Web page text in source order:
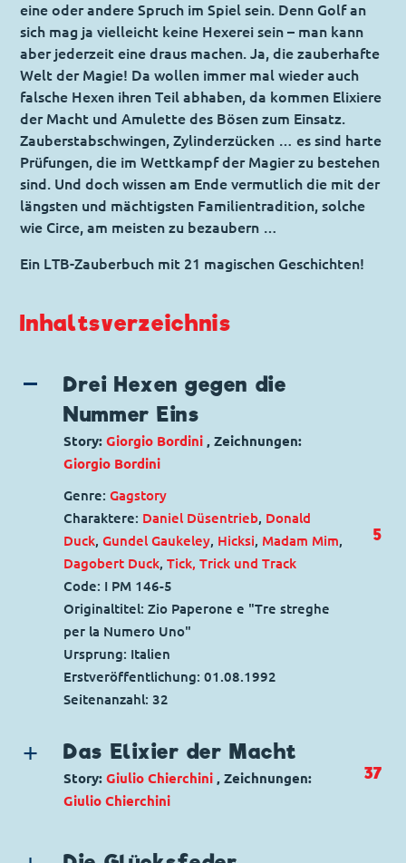
eine oder andere Spruch im Spiel sein. Denn Golf an
sich mag ja vielleicht keine Hexerei sein – man kann
aber jederzeit eine draus machen. Ja, die zauberhafte
Welt der Magie! Da wollen immer mal wieder auch
falsche Hexen ihren Teil abhaben, da kommen Elixiere
der Macht und Amulette des Bösen zum Einsatz.
Zauberstabschwingen, Zylinderzücken … es sind harte
Prüfungen, die im Wettkampf der Magier zu bestehen
sind. Und doch wissen am Ende vermutlich die mit der
längsten und mächtigsten Familientradition, solche
wie Circe, am meisten zu bezaubern …
Ein LTB-Zauberbuch mit 21 magischen Geschichten!
Inhaltsverzeichnis
Drei Hexen gegen die
Nummer Eins
Story:Giorgio Bordini , Zeichnungen:
Giorgio Bordini
Genre:Gagstory
Charaktere: Daniel Düsentrieb, Donald
Duck,Gundel Gaukeley, Hicksi, Madam Mim,
Dagobert Duck,Tick, Trick und Track
Code: I PM 146-5
Originaltitel: Zio Paperone e "Tre streghe
per la Numero Uno"
Ursprung: Italien
Erstveröffentlichung:01.08.1992
Seitenanzahl: 32
5
Das Elixier der Macht
Story:Giulio Chierchini , Zeichnungen:
Giulio Chierchini
Charaktere:Donald Duck ,Dagobert Duck
37